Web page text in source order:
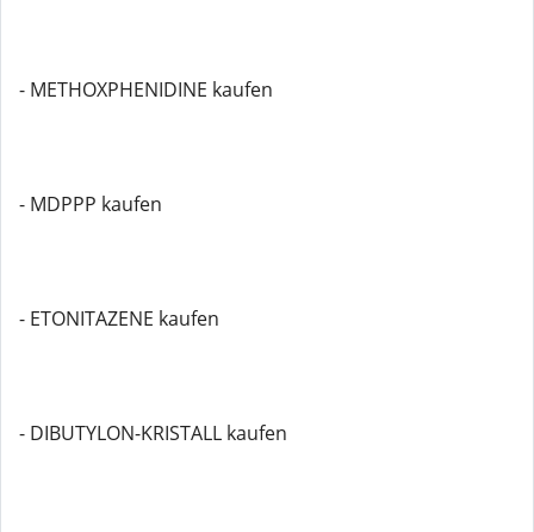
- METHOXPHENIDINE kaufen
- MDPPP kaufen
- ETONITAZENE kaufen
- DIBUTYLON-KRISTALL kaufen